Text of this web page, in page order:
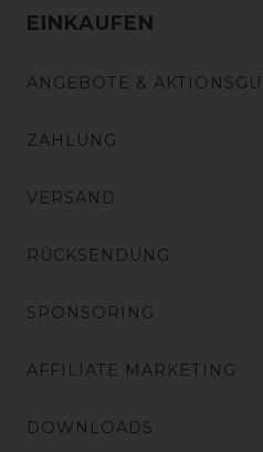
EINKAUFEN
ANGEBOTE &
ZAHLUNG
VERSAND
RÜCKSENDUNG
SPONSORING
AFFILIATE MARKETING
DOWNLOADS